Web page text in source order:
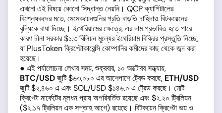
এখনো এই বিষয়ে কোনো সিদ্ধান্ত নেয়নি। QCP ক্যাপিটালের
বিশ্লেষকদের মতে, মেমেকয়েনগুলির প্রতি বাড়তি চাহিদাও বিটকয়েনের
বৃদ্ধিকে বাধা দিচ্ছে। ইথেরিয়ামের ক্ষেত্রে, এর দাম প্রভাবিত হতে পারে
কারণ চীনা সরকার $১.৩ বিলিয়ন মূল্যের ইথেরিয়াম বিক্রির প্রস্তুতি নিচ্ছে,
যা PlusToken ক্রিপ্টোকারেন্সি কোম্পানির কর্মীদের কাছ থেকে জব্দ করা
হয়েছে।
● এই পর্যালোচনা লেখার সময়, শুক্রবার, ১০ অক্টোবর সন্ধ্যায়,
BTC/USDজুটি $৬৩,০৮০ এর আশেপাশে ট্রেড করছে, ETH/USD
জুটি $২,৪৬০ এ এবং SOL/USD $১৪৬.০ এ ট্রেড করছে। মোট
ক্রিপ্টো মার্কেটের মূলধন প্রায় অপরিবর্তিত রয়েছে এবং $২.২০ ট্রিলিয়ন
($২.১৭ ট্রিলিয়ন এক সপ্তাহ আগে) রয়েছে। বিটকয়েন ক্রিপ্টো ভয় ও